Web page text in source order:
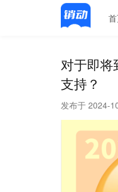
对于即
支持？
发布于 2024-